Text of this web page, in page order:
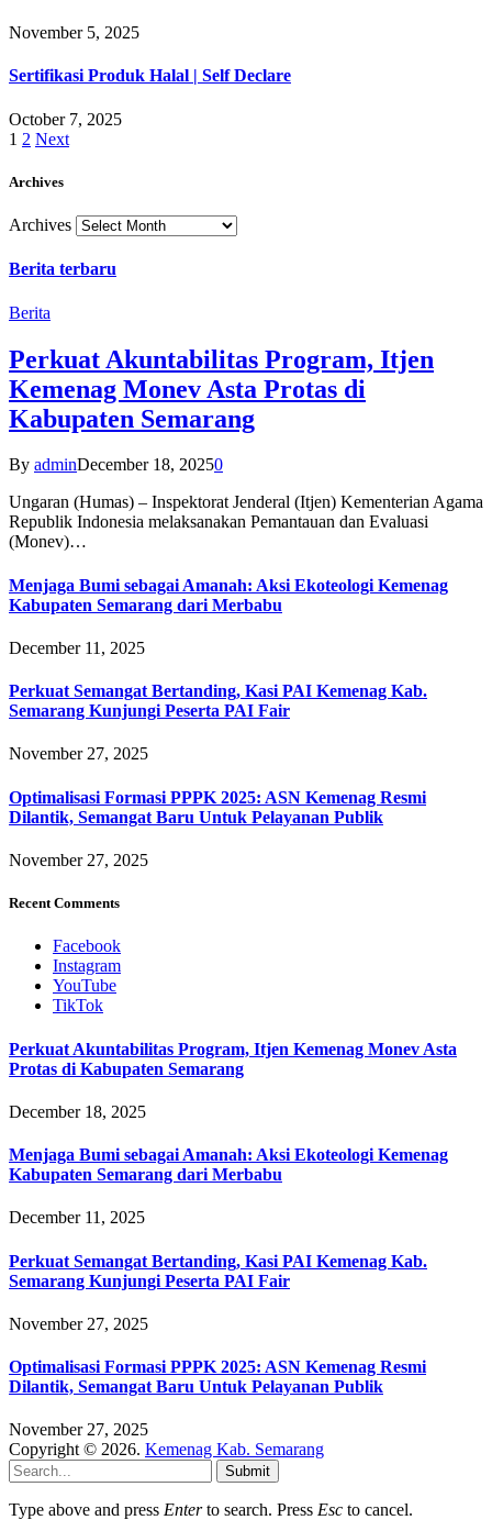
November 5, 2025
Sertifikasi Produk Halal | Self Declare
October 7, 2025
1 2 Next
Archives
Archives
Berita terbaru
Berita
Perkuat Akuntabilitas Program, Itjen
Kemenag Monev Asta Protas di
Kabupaten Semarang
By adminDecember 18, 20250
Ungaran (Humas) – Inspektorat Jenderal (Itjen) Kementerian Agama
Republik Indonesia melaksanakan Pemantauan dan Evaluasi
(Monev)…
Menjaga Bumi sebagai Amanah: Aksi Ekoteologi Kemenag
Kabupaten Semarang dari Merbabu
December 11, 2025
Perkuat Semangat Bertanding, Kasi PAI Kemenag Kab.
Semarang Kunjungi Peserta PAI Fair
November 27, 2025
Optimalisasi Formasi PPPK 2025: ASN Kemenag Resmi
Dilantik, Semangat Baru Untuk Pelayanan Publik
November 27, 2025
Recent Comments
Facebook
Instagram
YouTube
TikTok
Perkuat Akuntabilitas Program, Itjen Kemenag Monev Asta
Protas di Kabupaten Semarang
December 18, 2025
Menjaga Bumi sebagai Amanah: Aksi Ekoteologi Kemenag
Kabupaten Semarang dari Merbabu
December 11, 2025
Perkuat Semangat Bertanding, Kasi PAI Kemenag Kab.
Semarang Kunjungi Peserta PAI Fair
November 27, 2025
Optimalisasi Formasi PPPK 2025: ASN Kemenag Resmi
Dilantik, Semangat Baru Untuk Pelayanan Publik
November 27, 2025
Copyright © 2026. Kemenag Kab. Semarang
Submit
Type above and press Enterto search. Press Esc to cancel.